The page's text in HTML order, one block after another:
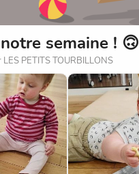
semaine ! 🙃
PETITS TOURBILLONS